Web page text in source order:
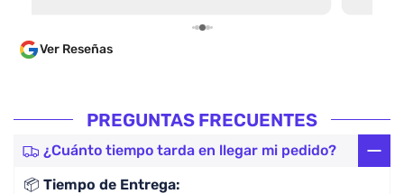
por
Ver Reseñas
PREGUNTAS FRECUENTES
¿Cuánto tiempo tarda en llegar mi pedido?
📦 Tiempo de Entrega: